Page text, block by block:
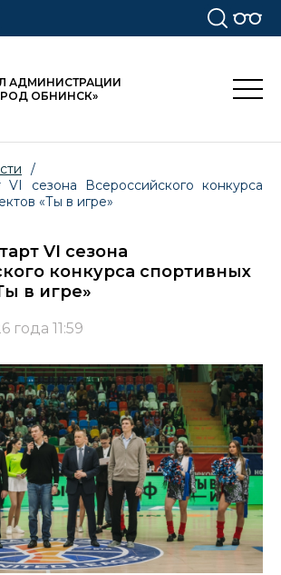
АДМИНИСТРАЦИИ
ОБНИНСК»
/
VI сезона Всероссийского конкурса
«Ты в игре»
VI сезона
конкурса спортивных
в игре»
года 11:59